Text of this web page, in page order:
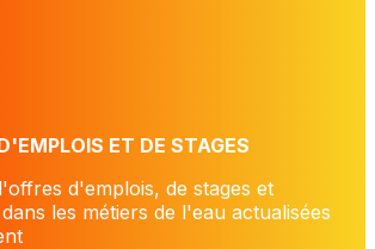
ET DE STAGES
d'emplois, de stages et
les métiers de l'eau actualisées